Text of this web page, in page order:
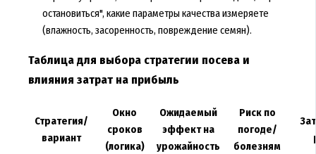
остановиться", какие параметры качества измеряете
(влажность, засоренность, повреждение семян).
Таблица для выбора стратегии посева и
влияния затрат на прибыль
Стратегия/
вариант
Окно
сроков
(логика)
Ожидаемый
эффект на
урожайность
Риск по
погоде/
болезням